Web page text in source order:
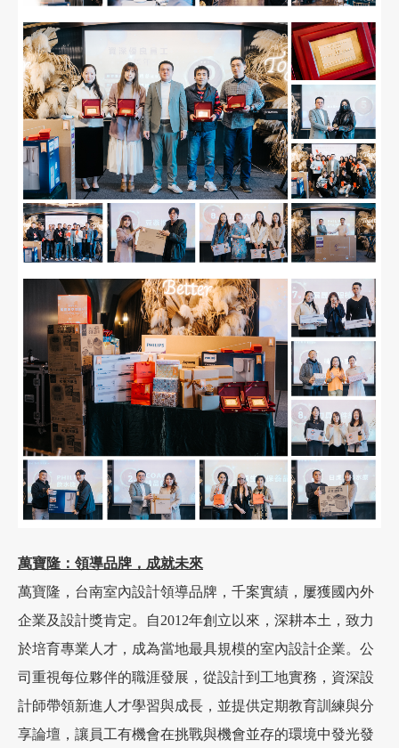
萬寶隆：領導品牌，成就未來
萬寶隆，台南室內設計領導品牌，千案實績，屢獲國內外
企業及設計獎肯定。自2012年創立以來，深耕本土，致力
於培育專業人才，成為當地最具規模的室內設計企業。公
司重視每位夥伴的職涯發展，從設計到工地實務，資深設
計師帶領新進人才學習與成長，並提供定期教育訓練與分
享論壇，讓員工有機會在挑戰與機會並存的環境中發光發